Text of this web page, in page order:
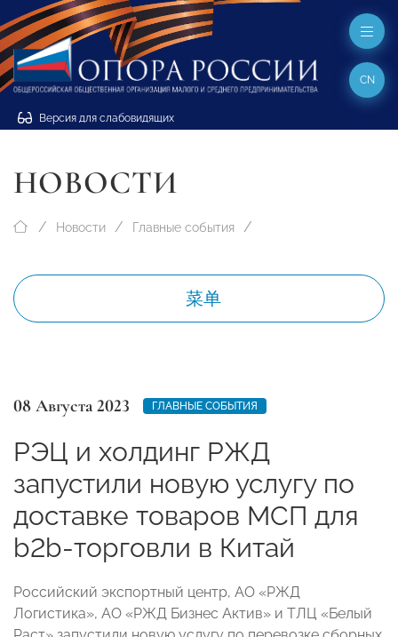
Версия для слабовидящих
CN
НОВОСТИ
Новости Главные события
菜单
08 Августа 2023 ГЛАВНЫЕ СОБЫТИЯ
РЭЦ и холдинг РЖД
запустили новую услугу по
доставке товаров МСП для
b2b-торговли в Китай
Российский экспортный центр, АО «РЖД
Логистика», АО «РЖД Бизнес Актив» и ТЛЦ «Белый